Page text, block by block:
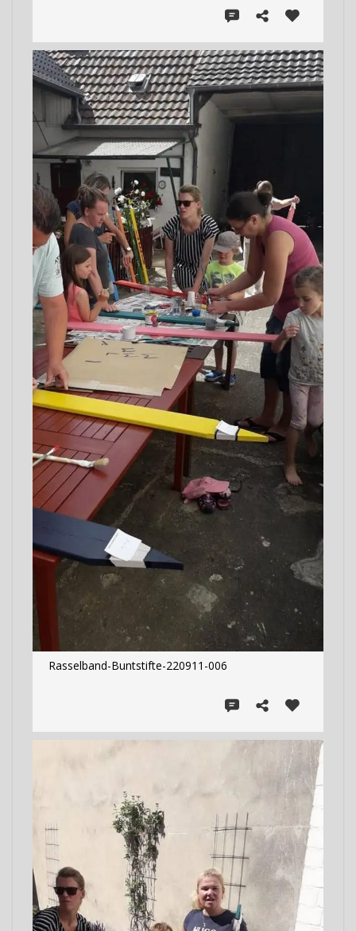
Rasselband-Buntstifte-220911-006